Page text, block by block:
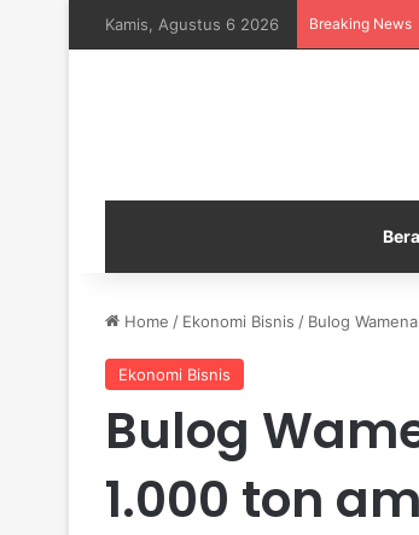
Kamis, Agustus 6 2026 Breaking News
Home / Ekonomi Bisnis / Bulog
Ekonomi Bisnis
Bulog
1.000 ton